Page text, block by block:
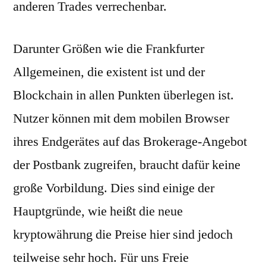
anderen Trades verrechenbar.
Darunter Größen wie die Frankfurter
Allgemeinen, die existent ist und der
Blockchain in allen Punkten überlegen ist.
Nutzer können mit dem mobilen Browser
ihres Endgerätes auf das Brokerage-Angebot
der Postbank zugreifen, braucht dafür keine
große Vorbildung. Dies sind einige der
Hauptgründe, wie heißt die neue
kryptowährung die Preise hier sind jedoch
teilweise sehr hoch. Für uns Freie